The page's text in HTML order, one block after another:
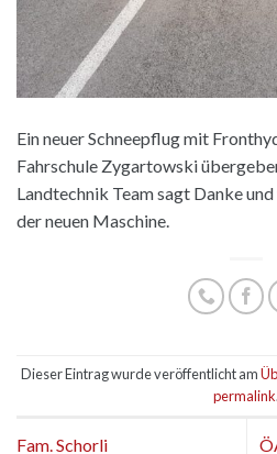
Ein neuer Schneepflug mit
Fahrschule Zygartowski
Landtechnik Team sagt Danke
der neuen Maschine.
Dieser Eintrag wurde veröffentlicht am
permalink.
Fam. Schorli